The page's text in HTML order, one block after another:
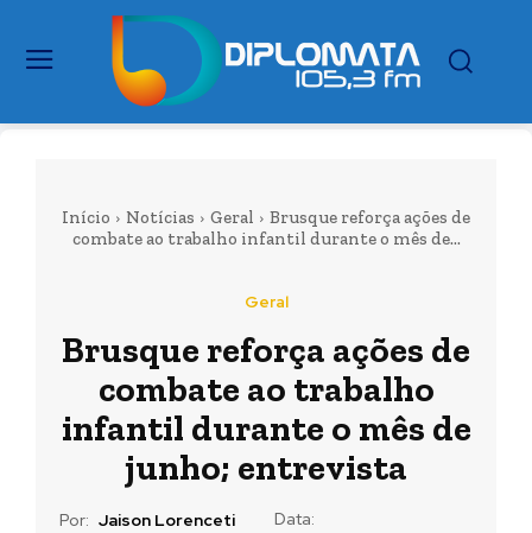
Início Notícias Geral
Brusque reforça ações de
combate ao trabalho infantil durante o mês de...
Geral
Brusque reforça ações de
combate ao trabalho
infantil durante o mês de
junho; entrevista
Por: Jaison Lorenceti
Data: